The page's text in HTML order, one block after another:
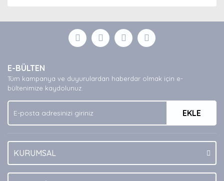
Yorum Yaz
formunu kullanarak tarafımıza iletebilirsiniz.
Görüş ve önerileriniz için teşekkür ederiz.
Ürün açıklamasında eksik bilgiler bulunuyor.
Ürün bilgilerinde hatalar bulunuyor.
Ürün fiyatı diğer sitelerden daha pahalı.
Bu ürüne benzer farklı alternatifler olmalı.
E-BÜLTEN
Tüm kampanya ve duyurulardan haberdar olmak için e-
bültenimize kaydolunuz.
EKLE
KURUMSAL